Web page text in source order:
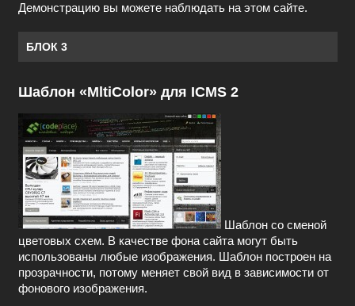
Демонстрацию вы можете наблюдать на этом сайте.
БЛОК 3
Шаблон «MltiColor» для ICMS 2
Шаблон со сменой
цветовых схем. В качестве фона сайта могут быть
использованы любые изображения. Шаблон построен на
прозрачности, потому меняет свой вид в зависимости от
фонового изображения.